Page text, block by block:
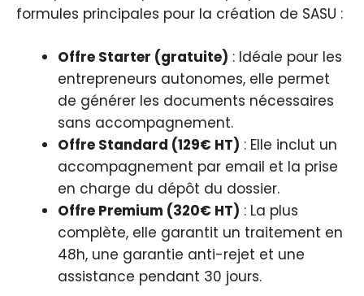
formules principales pour la création de SASU :
Offre Starter (gratuite) : Idéale pour les
entrepreneurs autonomes, elle permet
de générer les documents nécessaires
sans accompagnement.
Offre Standard (129€ HT) : Elle inclut un
accompagnement par email et la prise
en charge du dépôt du dossier.
Offre Premium (320€ HT) : La plus
complète, elle garantit un traitement en
48h, une garantie anti-rejet et une
assistance pendant 30 jours.